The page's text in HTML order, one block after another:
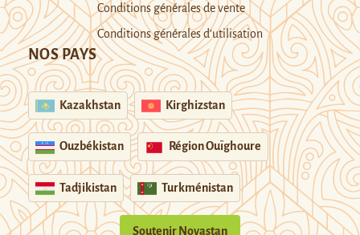
Conditions générales de vente
Conditions générales d’utilisation
NOS PAYS
Kazakhstan Kirghizstan
Ouzbékistan Région Ouïghoure
Tadjikistan Turkménistan
Soutenir Novastan